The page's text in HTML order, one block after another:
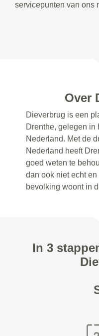
servicepunten van ons
Over
Dieverbrug is een
Drenthe, gelegen in
Nederland. Met de
Nederland heeft
goed weten te
dan ook niet echt
bevolking woont in
In 3